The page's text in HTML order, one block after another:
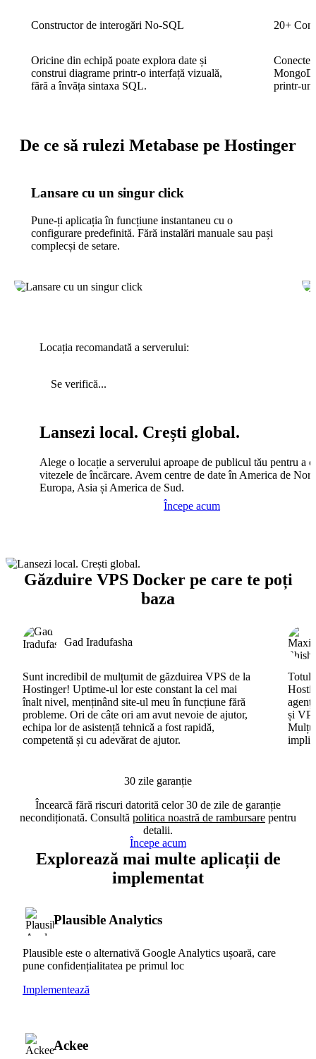
Constructor de interogări No-SQL
Oricine din echipă poate explora date și
construi diagrame printr-o interfață vizuală,
fără a învăța sintaxa SQL.
20+
printr-un
De ce să rulezi Metabase pe Hostinger
Lansare cu un singur click
Pune-ți aplicația în funcțiune instantaneu cu o
configurare predefinită. Fără instalări manuale sau pași
complecși de setare.
Locația recomandată a serverului:
Se verifică...
Lansezi local. Crești global.
Alege o locație a serverului aproape de publicul tău pentru a
vitezele de încărcare. Avem centre de date în America de
Europa, Asia și America de Sud.
Începe acum
Găzduire VPS Docker pe care te poți
baza
Gad Iradufasha
Sunt incredibil de mulțumit de găzduirea VPS de la
Hostinger! Uptime-ul lor este constant la cel mai
înalt nivel, menținând site-ul meu în funcțiune fără
probleme. Ori de câte ori am avut nevoie de ajutor,
echipa lor de asistență tehnică a fost rapidă,
competentă și cu adevărat de ajutor.
Totul
și
30 zile garanție
Încearcă fără riscuri datorită celor 30 de zile de garanție
necondiționată. Consultă politica noastră de rambursare pentru
detalii.
Începe acum
Explorează mai multe aplicații de
implementat
Plausible Analytics
Plausible este o alternativă Google Analytics ușoară, care
pune confidențialitatea pe primul loc
Implementează
Ackee